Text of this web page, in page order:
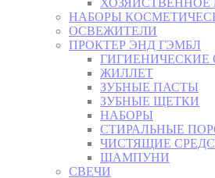
НАБОРЫ
ОСВЕЖИТЕЛИ
ПРОКТЕР ЭНД ГЭМБЛ
ГИГИЕНИЧЕСКИЕ
ЖИЛЛЕТ
ЗУБНЫЕ ПАСТЫ
ЗУБНЫЕ ЩЕТКИ
НАБОРЫ
СТИРАЛЬНЫЕ
ЧИСТЯЩИЕ
ШАМПУНИ
СВЕЧИ